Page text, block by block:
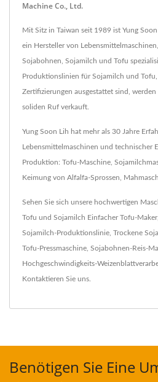
Machine Co., Ltd.
Mit Sitz in Taiwan seit 1989 ist Yung
ein Hersteller von
Sojabohnen, Sojamilch und Tofu
Produktionslinien für Sojamilch und
Zertifizierungen ausgestattet sind,
soliden Ruf verkauft.
Yung Soon Lih hat mehr als 30 Jahre
Lebensmittelmaschinen und technischer
Produktion: Tofu-Maschine,
Keimung von Alfalfa-Sprossen,
Sehen Sie sich unsere hochwertigen
Tofu und Sojamilch Einfacher Tofu-Maker,
Sojamilch-Produktionslinie Trockene
Tofu-Pressmaschine Sojabohnen-Reis-
Hochgeschwindigkeits-
Kontaktieren Sie uns
Benötigen Sie Eine